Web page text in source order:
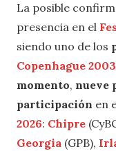
La posible
presencia en el
siendo uno de los
Copenhague 2003
momento, nueve
participación en
2026: Chipre
Georgia (GPB),